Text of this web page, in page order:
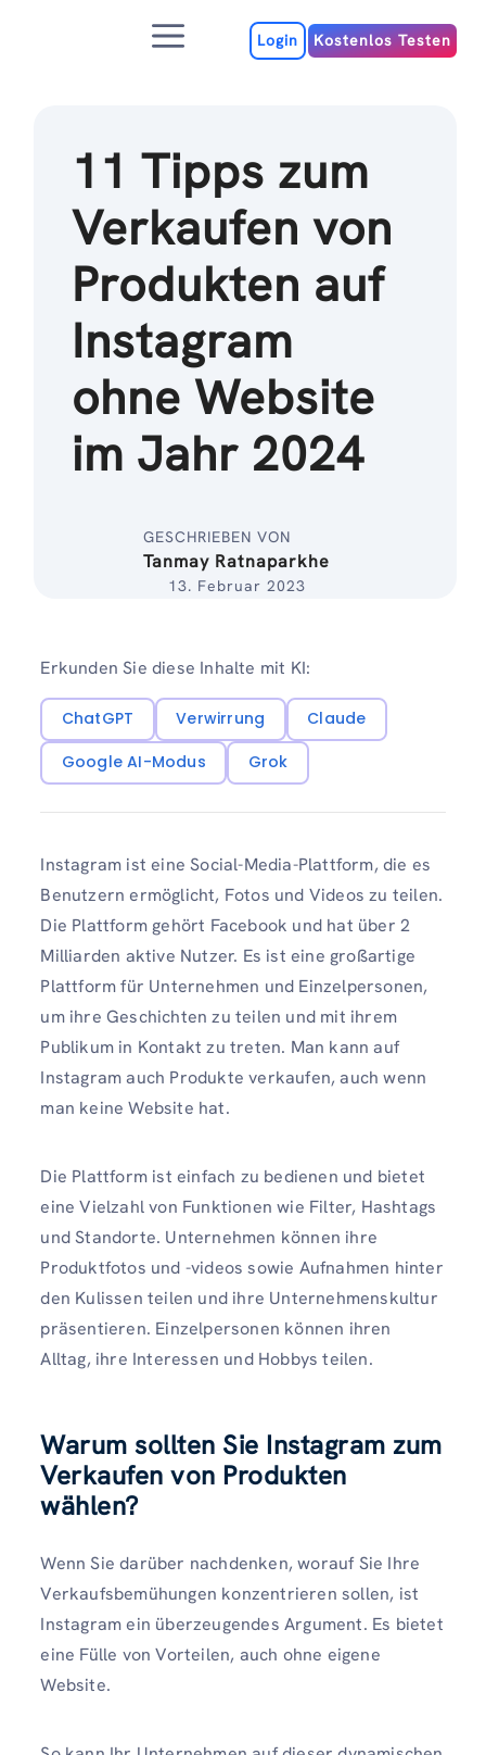
MenuLogin Kostenlos Testen
11 Tipps zum
Verkaufen von
Produkten auf
Instagram
ohne Website
im Jahr 2024
GESCHRIEBEN VON
Tanmay Ratnaparkhe
13. Februar 2023
Erkunden Sie diese Inhalte mit KI:
ChatGPT Verwirrung
Claude
Google AI-Modus
Grok
Instagram ist eine Social-Media-Plattform, die es
Benutzern ermöglicht, Fotos und Videos zu teilen.
Die Plattform gehört Facebook und hat über 2
Milliarden aktive Nutzer. Es ist eine großartige
Plattform für Unternehmen und Einzelpersonen,
um ihre Geschichten zu teilen und mit ihrem
Publikum in Kontakt zu treten. Man kann auf
Instagram auch Produkte verkaufen, auch wenn
man keine Website hat.
Die Plattform ist einfach zu bedienen und bietet
eine Vielzahl von Funktionen wie Filter, Hashtags
und Standorte. Unternehmen können ihre
Produktfotos und -videos sowie Aufnahmen hinter
den Kulissen teilen und ihre Unternehmenskultur
präsentieren. Einzelpersonen können ihren
Alltag, ihre Interessen und Hobbys teilen.
Warum sollten Sie Instagram zum
Verkaufen von Produkten
wählen?
Wenn Sie darüber nachdenken, worauf Sie Ihre
Verkaufsbemühungen konzentrieren sollen, ist
Instagram ein überzeugendes Argument. Es bietet
eine Fülle von Vorteilen, auch ohne eigene
Website.